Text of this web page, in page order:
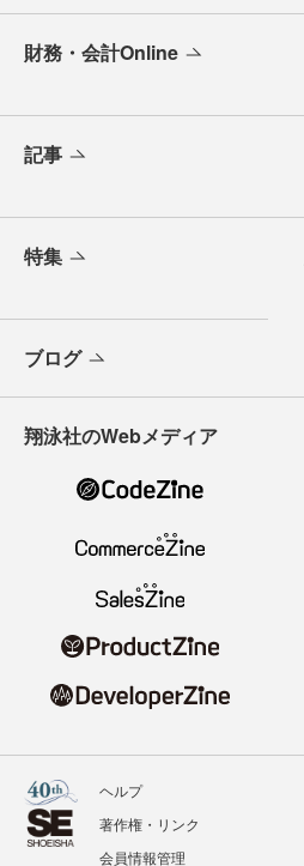
財務・会計Online
記事
特集
ブログ
翔泳社のWebメディア
ヘルプ
著作権・リンク
会員情報管理